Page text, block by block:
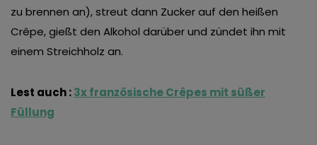
zu brennen an), streut dann Zucker auf den heißen
Crêpe, gießt den Alkohol darüber und zündet ihn mit
einem Streichholz an.
Lest auch :3x französische Crêpes mit süßer
Füllung